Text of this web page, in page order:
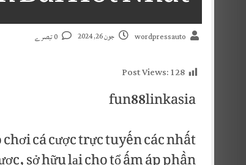
wordpressauto جون 26, 2024
Post Views:128
fun88linkasia
cá cược trực tuyến các nhất